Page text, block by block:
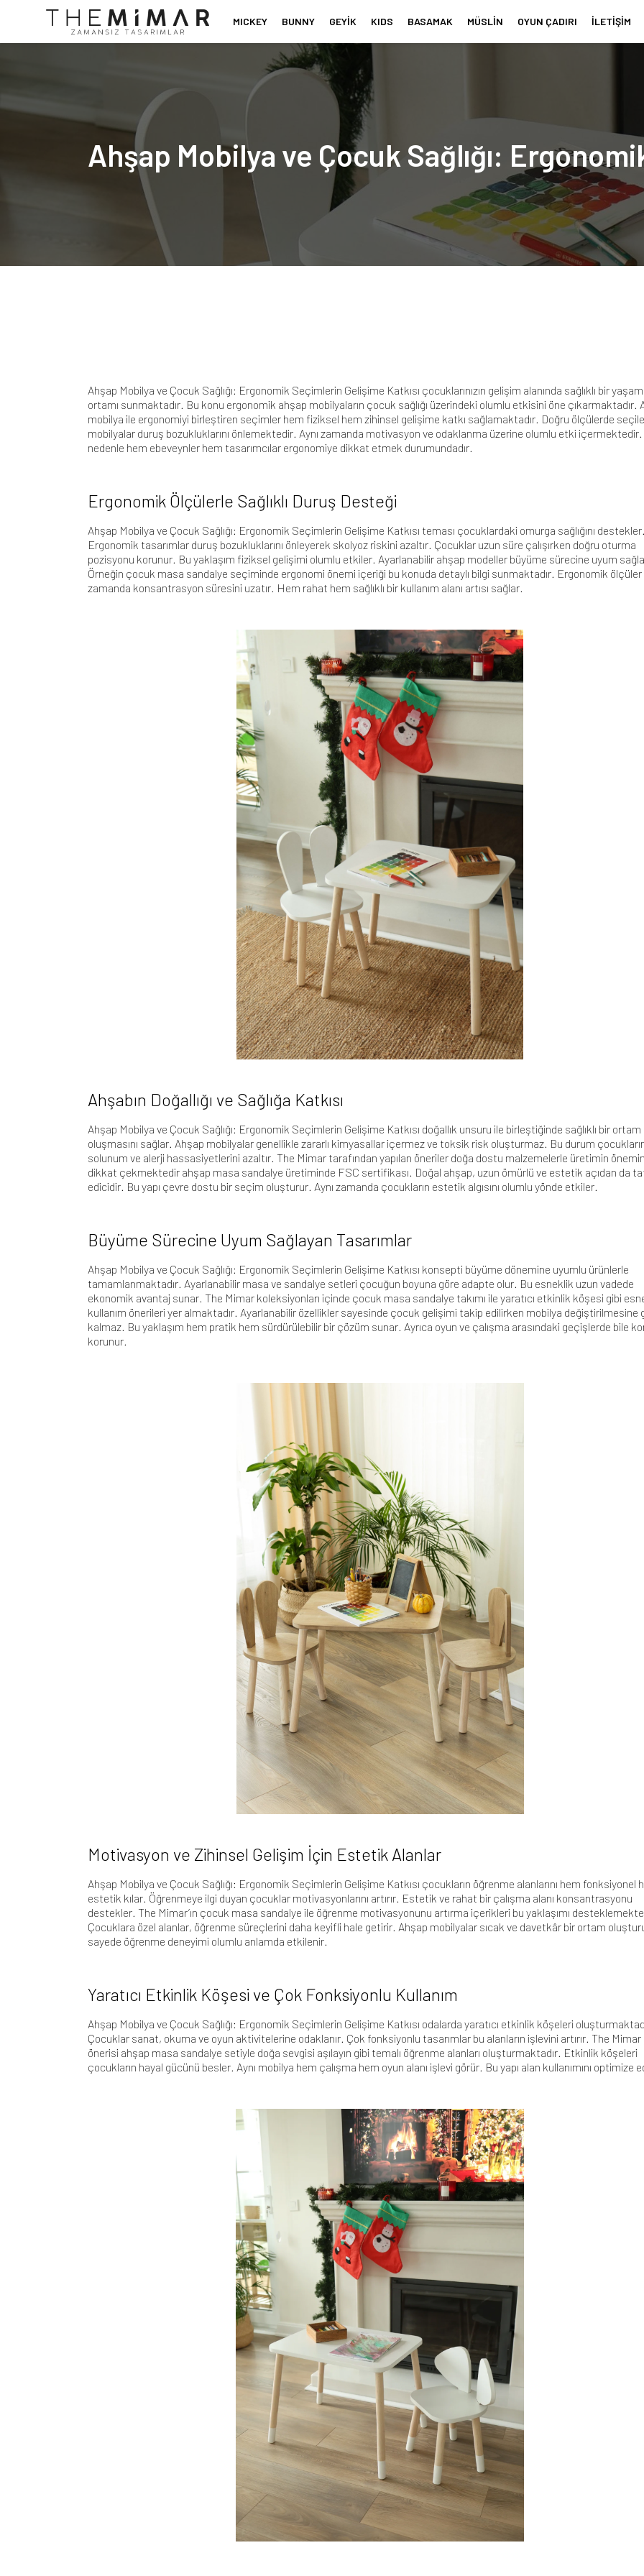
MICKEY BUNNY GEYİK KIDS BASAMAK MÜSLİN OYUN ÇADIRI İLETİŞİM
Ahşap Mobilya ve Çocuk Sağlığı:
Ahşap Mobilya ve Çocuk Sağlığı: Ergonomik Seçimlerin Gelişime Katkısı çocuklarınızın gelişim alanında sağlıklı bir yaşam
ortamı sunmaktadır. Bu konu ergonomik ahşap mobilyaların çocuk sağlığı üzerindeki olumlu etkisini öne çıkarmaktadır.
mobilya ile ergonomiyi birleştiren seçimler hem fiziksel hem zihinsel gelişime katkı sağlamaktadır. Doğru ölçülerde
mobilyalar duruş bozukluklarını önlemektedir. Aynı zamanda motivasyon ve odaklanma üzerine olumlu etki içermektedir.
nedenle hem ebeveynler hem tasarımcılar ergonomiye dikkat etmek durumundadır.
Ergonomik Ölçülerle Sağlıklı Duruş Desteği
Ahşap Mobilya ve Çocuk Sağlığı: Ergonomik Seçimlerin Gelişime Katkısı teması çocuklardaki omurga sağlığını destekler.
Ergonomik tasarımlar duruş bozukluklarını önleyerek skolyoz riskini azaltır. Çocuklar uzun süre çalışırken doğru oturma
pozisyonu korunur. Bu yaklaşım fiziksel gelişimi olumlu etkiler. Ayarlanabilir ahşap modeller büyüme sürecine uyum
Örneğin çocuk masa sandalye seçiminde ergonomi önemi içeriği bu konuda detaylı bilgi sunmaktadır. Ergonomik ölçüler
zamanda konsantrasyon süresini uzatır. Hem rahat hem sağlıklı bir kullanım alanı artısı sağlar.
Ahşabın Doğallığı ve Sağlığa Katkısı
Ahşap Mobilya ve Çocuk Sağlığı: Ergonomik Seçimlerin Gelişime Katkısı doğallık unsuru ile birleştiğinde sağlıklı bir ortam
oluşmasını sağlar. Ahşap mobilyalar genellikle zararlı kimyasallar içermez ve toksik risk oluşturmaz. Bu durum
solunum ve alerji hassasiyetlerini azaltır. The Mimar tarafından yapılan öneriler doğa dostu malzemelerle üretimin
dikkat çekmektedir ahşap masa sandalye üretiminde FSC sertifikası. Doğal ahşap, uzun ömürlü ve estetik açıdan da
edicidir. Bu yapı çevre dostu bir seçim oluşturur. Aynı zamanda çocukların estetik algısını olumlu yönde etkiler.
Büyüme Sürecine Uyum Sağlayan Tasarımlar
Ahşap Mobilya ve Çocuk Sağlığı: Ergonomik Seçimlerin Gelişime Katkısı konsepti büyüme dönemine uyumlu ürünlerle
tamamlanmaktadır. Ayarlanabilir masa ve sandalye setleri çocuğun boyuna göre adapte olur. Bu esneklik uzun vadede
ekonomik avantaj sunar. The Mimar koleksiyonları içinde çocuk masa sandalye takımı ile yaratıcı etkinlik köşesi gibi
kullanım önerileri yer almaktadır. Ayarlanabilir özellikler sayesinde çocuk gelişimi takip edilirken mobilya değiştirilmesine
kalmaz. Bu yaklaşım hem pratik hem sürdürülebilir bir çözüm sunar. Ayrıca oyun ve çalışma arasındaki geçişlerde bile
korunur.
Motivasyon ve Zihinsel Gelişim İçin Estetik Alanlar
Ahşap Mobilya ve Çocuk Sağlığı: Ergonomik Seçimlerin Gelişime Katkısı çocukların öğrenme alanlarını hem fonksiyonel
estetik kılar. Öğrenmeye ilgi duyan çocuklar motivasyonlarını artırır. Estetik ve rahat bir çalışma alanı konsantrasyonu
destekler. The Mimar’ın çocuk masa sandalye ile öğrenme motivasyonunu artırma içerikleri bu yaklaşımı
Çocuklara özel alanlar, öğrenme süreçlerini daha keyifli hale getirir. Ahşap mobilyalar sıcak ve davetkâr bir ortam
sayede öğrenme deneyimi olumlu anlamda etkilenir.
Yaratıcı Etkinlik Köşesi ve Çok Fonksiyonlu Kullanım
Ahşap Mobilya ve Çocuk Sağlığı: Ergonomik Seçimlerin Gelişime Katkısı odalarda yaratıcı etkinlik köşeleri
Çocuklar sanat, okuma ve oyun aktivitelerine odaklanır. Çok fonksiyonlu tasarımlar bu alanların işlevini artırır. The Mimar
önerisi ahşap masa sandalye setiyle doğa sevgisi aşılayın gibi temalı öğrenme alanları oluşturmaktadır. Etkinlik köşeleri
çocukların hayal gücünü besler. Aynı mobilya hem çalışma hem oyun alanı işlevi görür. Bu yapı alan kullanımını optimize